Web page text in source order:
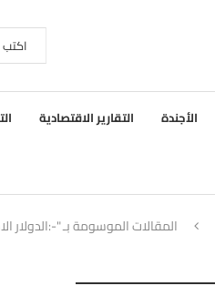
الأجندة التقارير الاقتصادية
المقالات الموسومة بـ "-:الدولار